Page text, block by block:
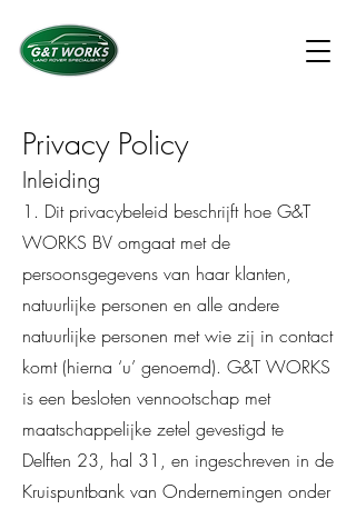
​Privacy Policy
Inleiding
1. Dit privacybeleid beschrijft hoe G&T
WORKS BV omgaat met de
persoonsgegevens van haar klanten,
natuurlijke personen en alle andere
natuurlijke personen met wie zij in contact
komt (hierna ‘u’ genoemd). G&T WORKS
is een besloten vennootschap met
maatschappelijke zetel gevestigd te
Delften 23, hal 31, en ingeschreven in de
Kruispuntbank van Ondernemingen onder